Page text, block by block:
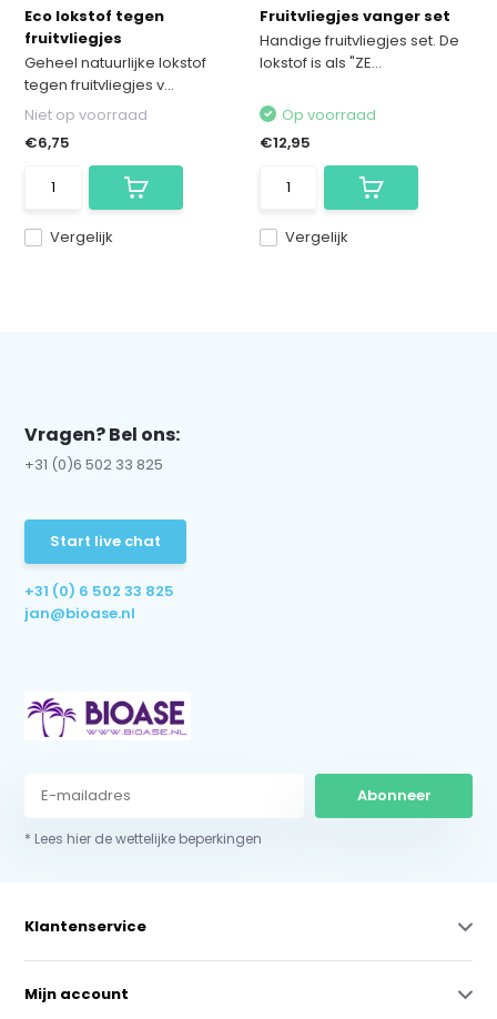
Eco lokstof tegen
fruitvliegjes
Geheel natuurlijke lokstof
tegen fruitvliegjes v...
Vergelijk
Niet op voorraad
€6,75
Fruitvliegjes vanger set
Handige fruitvliegjes set. De
lokstof is als "ZE...
Vergelijk
Op voorraad
€12,95
Vragen? Bel ons:
+31 (0)6 502 33 825
Start live chat
+31 (0) 6 502 33 825
jan@bioase.nl
Abonneer
* Lees hier de wettelijke beperkingen
Klantenservice
Mijn account